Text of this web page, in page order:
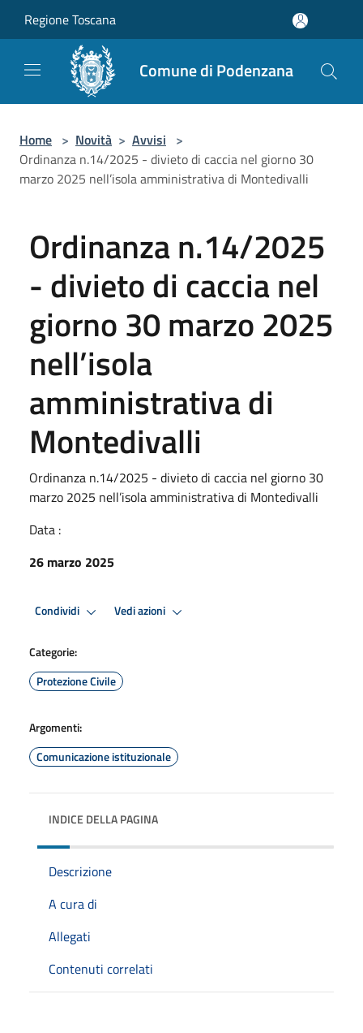
Regione Toscana
Comune di Podenzana
Home > Novità > Avvisi >
Ordinanza n.14/2025 - divieto di caccia nel giorno 30
marzo 2025 nell’isola amministrativa di Montedivalli
Ordinanza n.14/2025
- divieto di caccia nel
giorno 30 marzo 2025
nell’isola
amministrativa di
Montedivalli
Ordinanza n.14/2025 - divieto di caccia nel giorno 30
marzo 2025 nell’isola amministrativa di Montedivalli
Data :
26 marzo 2025
Condividi Vedi azioni
Categorie:
Protezione Civile
Argomenti:
Comunicazione istituzionale
INDICE DELLA PAGINA
Descrizione
A cura di
Allegati
Contenuti correlati